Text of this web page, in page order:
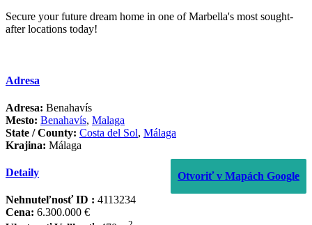
Secure your future ‌dream ‌home in one ‌of ‌Marbella's ‌most ‌sought-
after ‌locations ‌today!
Adresa
Adresa: Benahavís
Mesto: Benahavís, Malaga
State / County: Costa del Sol, Málaga
Krajina: Málaga
Otvoriť v Mapách Google
Detaily
Nehnuteľnosť ID : 4113234
Cena: 6.300.000 €